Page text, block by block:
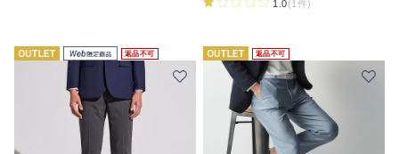
1.0(1件)
返品不可 返品不可